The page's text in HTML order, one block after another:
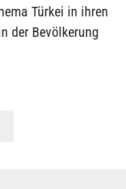
Türkei in ihren
der Bevölkerung